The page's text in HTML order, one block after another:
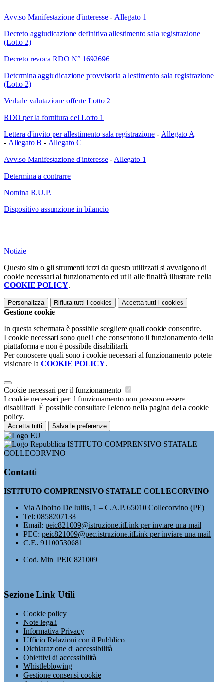
Avviso Manifestazione d'interesse - Allegato 1
Decreto aggiudicazione definitiva allestimento sala registrazione
(Lotto 2)
Decreto revoca RDO N° 1692696
Determina aggiudicazione provvisoria allestimento sala registrazione
(Lotto 2)
Verbale valutazione offerte Lotto 2
RDO per la fornitura del Lotto 1
Lettera d'invito per allestimento sala registrazione - Allegato A
- Allegato B - Allegato C
Avviso Manifestazione d'interesse - Allegato 1
Determina a contrarre
Nomina R.U.P.
Dispositivo assunzione in bilancio
Notizie
Questo sito o gli strumenti terzi da questo utilizzati si avvalgono di
cookie necessari al funzionamento ed utili alle finalità illustrate nella
COOKIE POLICY.
Personalizza Rifiuta tutti i cookies Accetta tutti i cookies
Gestione cookie
In questa schermata è possibile scegliere quali cookie consentire.
I cookie necessari sono quelli che consentono il funzionamento della
piattaforma e non è possibile disabilitarli.
Per conoscere quali sono i cookie necessari al funzionamento potete
visionare la COOKIE POLICY.
Cookie necessari per il funzionamento
I cookie necessari per il funzionamento non possono essere
disabilitati. È possibile consultare l'elenco nella pagina della cookie
policy.
Accetta tutti Salva le preferenze
ISTITUTO COMPRENSIVO STATALE
COLLECORVINO
Contatti
ISTITUTO COMPRENSIVO STATALE COLLECORVINO
Via Alboino De Iuliis, 1 – C.A.P. 65010 Collecorvino (PE)
Tel: 0858207138
Email: peic821009@istruzione.itLink per inviare una mail
PEC: peic821009@pec.istruzione.itLink per inviare una mail
C.F.: 91100530681
Cod. Min. PEIC821009
Sezione Link Utili
Cookie policy
Note legali
Informativa Privacy
Ufficio Relazioni con il Pubblico
Dichiarazione di accessibilità
Obiettivi di accessibilità
Whistleblowing
Gestione consensi cookie